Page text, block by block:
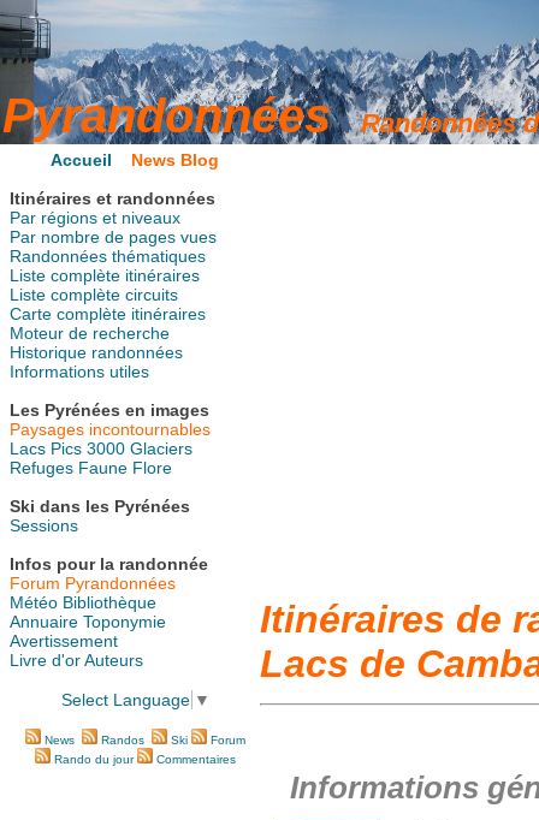
Accueil
News Blog
Itinéraires et randonnées
Par régions et niveaux
Par nombre de pages vues
Randonnées thématiques
Liste complète itinéraires
Liste complète circuits
Carte complète itinéraires
Moteur de recherche
Historique randonnées
Informations utiles
Les Pyrénées en images
Paysages incontournables
Lacs Pics 3000 Glaciers
Refuges Faune Flore
Ski dans les Pyrénées
Sessions
Infos pour la randonnée
Forum Pyrandonnées
Météo Bibliothèque
Annuaire Toponymie
Avertissement
Livre d'orAuteurs
Select Language ▼
News Randos Ski
Forum
Rando du jour
Commentaires
Itinéraires de
Lacs de
Informations